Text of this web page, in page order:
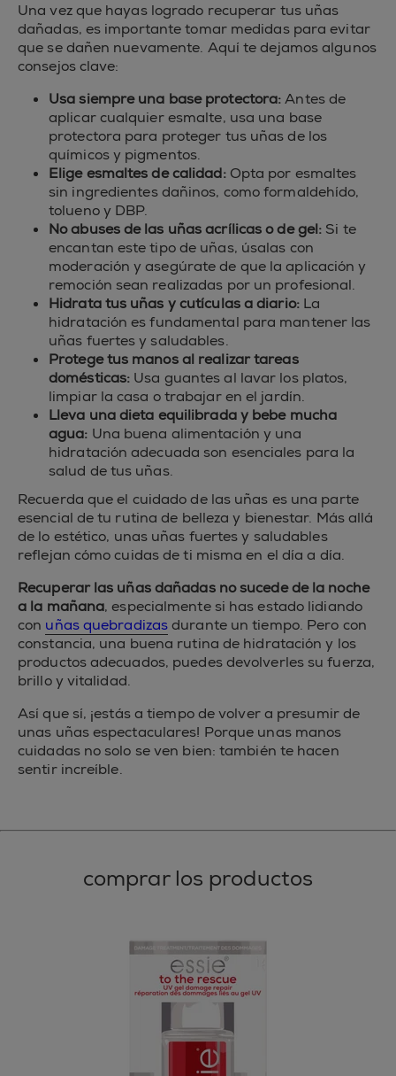
Una vez que hayas logrado recuperar tus uñas
dañadas, es importante tomar medidas para evitar
que se dañen nuevamente. Aquí te dejamos algunos
consejos clave:
Usa siempre una base protectora:Antes de
aplicar cualquier esmalte, usa una base
protectora para proteger tus uñas de los
químicos y pigmentos.
Elige esmaltes de calidad:Opta por esmaltes
sin ingredientes dañinos, como formaldehído,
tolueno y DBP.
No abuses de las uñas acrílicas o de gel: Si te
encantan este tipo de uñas, úsalas con
moderación y asegúrate de que la aplicación y
remoción sean realizadas por un profesional.
Hidrata tus uñas y cutículas a diario:La
hidratación es fundamental para mantener las
uñas fuertes y saludables.
Protege tus manos al realizar tareas
domésticas: Usa guantes al lavar los platos,
limpiar la casa o trabajar en el jardín.
Lleva una dieta equilibrada y bebe mucha
agua: Una buena alimentación y una
hidratación adecuada son esenciales para la
salud de tus uñas.
Recuerda que el cuidado de las uñas es una parte
esencial de tu rutina de belleza y bienestar. Más allá
de lo estético, unas uñas fuertes y saludables
reflejan cómo cuidas de ti misma en el día a día.
Recuperar las uñas dañadas no sucede de la noche
a la mañana, especialmente si has estado lidiando
con uñas quebradizasdurante un tiempo. Pero con
constancia, una buena rutina de hidratación y los
productos adecuados, puedes devolverles su fuerza,
brillo y vitalidad.
Así que sí, ¡estás a tiempo de volver a presumir de
unas uñas espectaculares! Porque unas manos
cuidadas no solo se ven bien: también te hacen
sentir increíble.
comprar los productos